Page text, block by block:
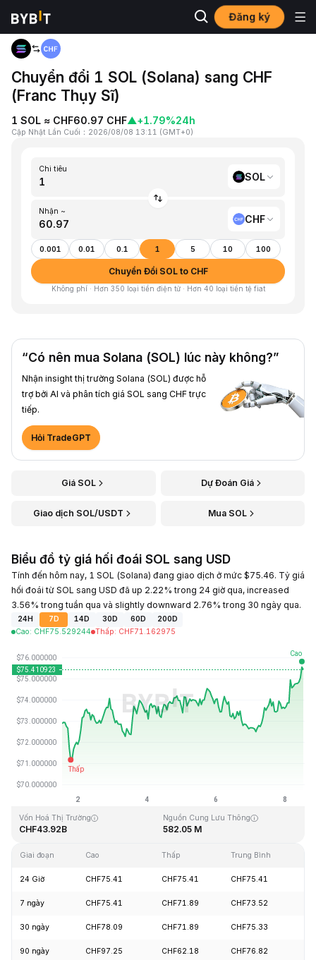
Đăng ký
Trang chủ
Chuyển đổi 1 SOL (Solana) sang CHF
(Franc Thụy Sĩ)
1 SOL ≈ CHF60.97 CHF▲+1.79%24h
Cập Nhật Lần Cuối ： 2026/08/08 13:11 (GMT+0)
Chi tiêu
SOL
Nhận ~
CHF
0.001 0.01 0.1 1 5 10 100
Chuyển Đổi SOL to CHF
Không phí · Hơn 350 loại tiền điện tử · Hơn 40 loại tiền tệ fiat
“Có nên mua Solana (SOL) lúc này không?”
Nhận insight thị trường Solana (SOL) được hỗ
trợ bởi AI và phân tích giá SOL sang CHF trực
tiếp.
Hỏi TradeGPT
Giá SOL Dự Đoán Giá
Giao dịch SOL/USDT Mua SOL
Biểu đồ tỷ giá hối đoái SOL sang USD
Tính đến hôm nay, 1 SOL (Solana) đang giao dịch ở mức $75.46. Tỷ giá
hối đoái từ SOL sang USD đã up 2.22% trong 24 giờ qua, increased
3.56% trong tuần qua và slightly downward 2.76% trong 30 ngày qua.
24H 7D 14D 30D 60D
200D
Cao: CHF75.529244 Thấp: CHF71.162975
Cập Nhật Lần Cuối: 2026-08-08, 13:11 GMT+0
Mức cao nhất mọi thời đại
CHF0.500801
Vốn Hoá Thị Trường
CHF43.92B
Nguồn Cung Lưu Thông
582.05 M
Giai đoạn Cao Thấp Trung Bình
24 Giờ CHF75.41 CHF75.41 CHF75.41
7 ngày CHF75.41 CHF71.89 CHF73.52
30 ngày CHF78.09 CHF71.89 CHF75.33
90 ngày CHF97.25 CHF62.18 CHF76.82